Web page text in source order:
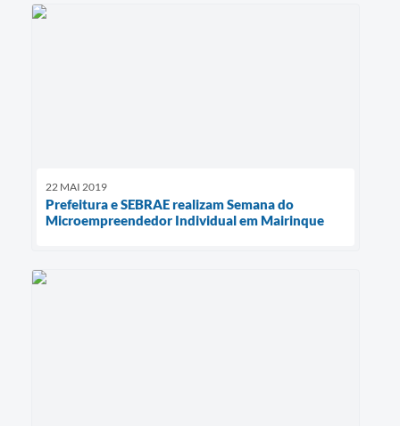
22 MAI 2019
Prefeitura e SEBRAE realizam Semana do
Microempreendedor Individual em Mairinque